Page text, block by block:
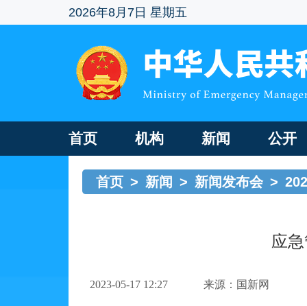
2026年8月7日 星期五
首页 机构 新闻 公开
首页 > 新闻 > 新闻发布会 >
应
2023-05-17 12:27 来源：国新网